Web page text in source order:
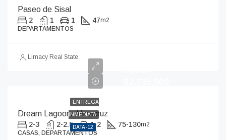
Paseo de Sisal
2 1 1 47m2
DEPARTAMENTOS
Limacy Real State
ENTREGA
INMEDIATA
DATA-12
Dream Lagoons Veracruz
2-3 2-2.5 1-2 75-130m2
CASAS, DEPARTAMENTOS